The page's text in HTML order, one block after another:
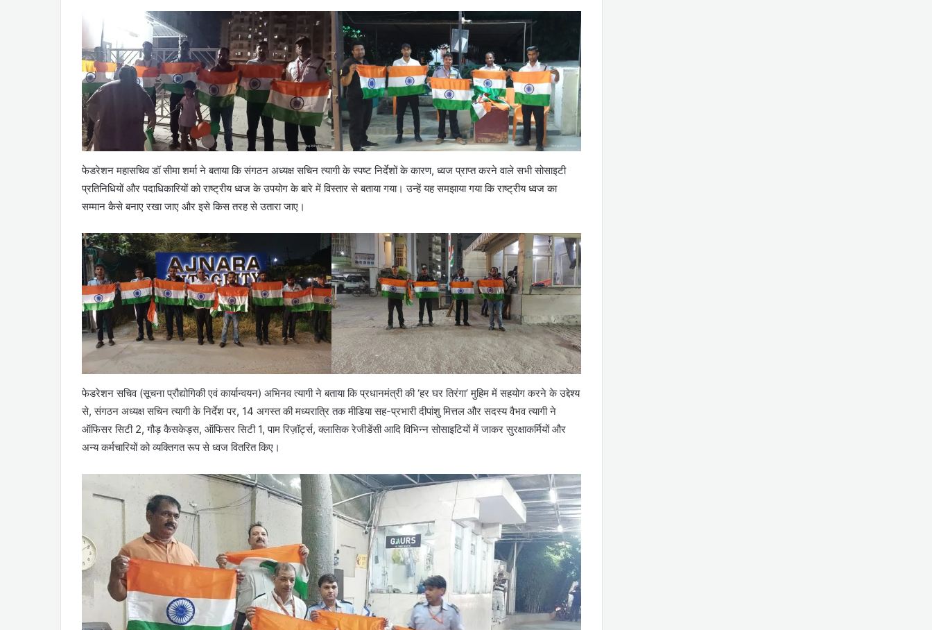
फेडरेशन महासचिव डॉ सीमा शर्मा ने बताया कि संगठन अध्यक्ष सचिन त्यागी के स्पष्ट निर्देशों के कारण, ध्वज प्राप्त करने वाले सभी सोसाइटी
प्रतिनिधियों और पदाधिकारियों को राष्ट्रीय ध्वज के उपयोग के बारे में विस्तार से बताया गया। उन्हें यह समझाया गया कि राष्ट्रीय ध्वज का
सम्मान कैसे बनाए रखा जाए और इसे किस तरह से उतारा जाए।
फेडरेशन सचिव (सूचना प्रौद्योगिकी एवं कार्यान्वयन) अभिनव त्यागी ने बताया कि प्रधानमंत्री की ‘हर घर तिरंगा’ मुहिम में सहयोग करने के उद्देश्य
से, संगठन अध्यक्ष सचिन त्यागी के निर्देश पर, 14 अगस्त की मध्यरात्रि तक मीडिया सह-प्रभारी दीपांशु मित्तल और सदस्य वैभव त्यागी ने
ऑफिसर सिटी 2, गौड़ कैसकेड्स, ऑफिसर सिटी 1, पाम रिज़ॉर्ट्स, क्लासिक रेजीडेंसी आदि विभिन्न सोसाइटियों में जाकर सुरक्षाकर्मियों और
अन्य कर्मचारियों को व्यक्तिगत रूप से ध्वज वितरित किए।